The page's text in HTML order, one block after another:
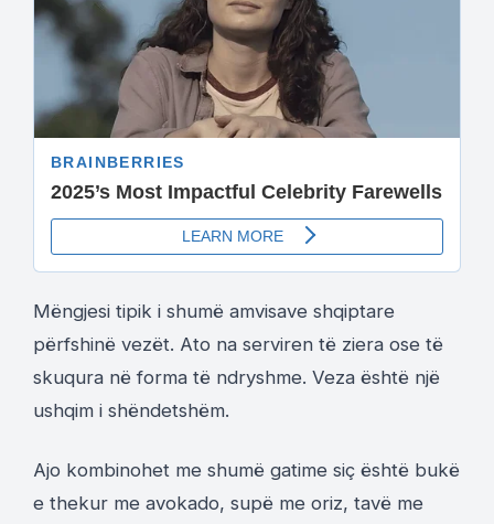
Mëngjesi tipik i shumë amvisave shqiptare
përfshinë vezët. Ato na serviren të ziera ose të
skuqura në forma të ndryshme. Veza është një
ushqim i shëndetshëm.
Ajo kombinohet me shumë gatime siç është bukë
e thekur me avokado, supë me oriz, tavë me